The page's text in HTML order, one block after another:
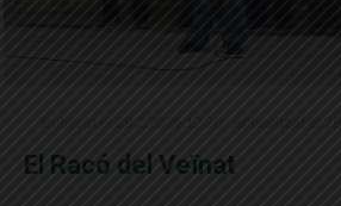
El Racó del Veïnat